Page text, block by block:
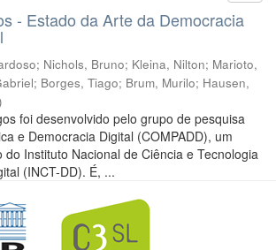
- Estado da Arte da Democracia
; Nichols, Bruno; Kleina, Nilton; Marioto,
; Borges, Tiago; Brum, Murilo; Hausen,
foi desenvolvido pelo grupo de pesquisa
e Democracia Digital (COMPADD), um
do Instituto Nacional de Ciência e Tecnologia
(INCT-DD). É, ...